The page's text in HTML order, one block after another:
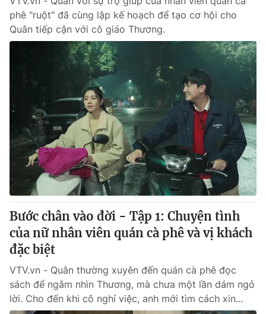
phê "ruột" đã cùng lập kế hoạch để tạo cơ hội cho
Quân tiếp cận với cô giáo Thương.
Bước chân vào đời - Tập 1: Chuyện tình
của nữ nhân viên quán cà phê và vị khách
đặc biệt
VTV.vn - Quân thường xuyên đến quán cà phê đọc
sách để ngắm nhìn Thương, mà chưa một lần dám ngỏ
lời. Cho đến khi cô nghỉ việc, anh mới tìm cách xin...